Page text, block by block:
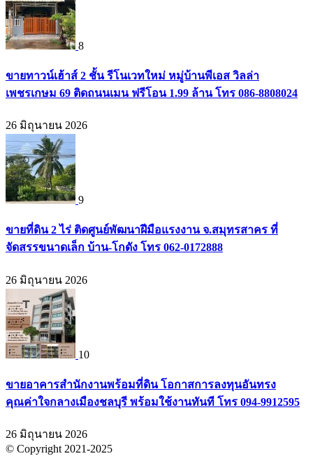
8
ขายทาวน์เฮ้าส์ 2 ชั้น รีโนเวทใหม่ หมู่บ้านพีเอส วิลล่า
เพชรเกษม 69 ติดถนนเมน ฟรีโอน 1.99 ล้าน โทร 086-8808024
26 มิถุนายน 2026
9
ขายที่ดิน 2 ไร่ ติดศูนย์พัฒนาฝีมือแรงงาน จ.สมุทรสาคร ที่
จัดสรรขนาดเล็ก บ้าน-โกดัง โทร 062-0172888
26 มิถุนายน 2026
10
ขายอาคารสำนักงานพร้อมที่ดิน โอกาสการลงทุนอันทรง
คุณค่าใจกลางเมืองชลบุรี พร้อมใช้งานทันที โทร 094-9912595
26 มิถุนายน 2026
© Copyright 2021-2025